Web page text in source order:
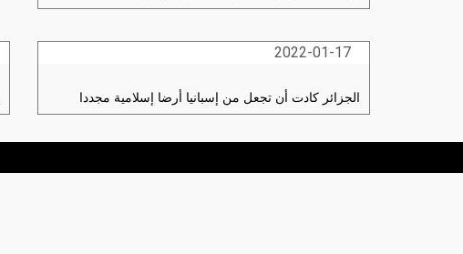
2022-01-17
الجزائر كادت أن تجعل من إسبانيا أرضا إسلامية مجددا